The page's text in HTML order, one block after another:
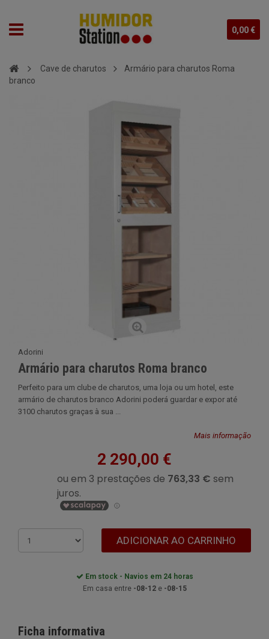
0,00 €
Cave de charutos
Armário para charutos Roma
branco
Adorini
Armário para charutos Roma branco
Perfeito para um clube de charutos, uma loja ou um hotel, este
armário de charutos branco Adorini poderá guardar e expor até
3100 charutos graças à sua ...
Mais informação
2 290,00 €
ADICIONAR AO CARRINHO
Em stock - Navios em 24 horas
Em casa entre -08-12e -08-15
Ficha informativa